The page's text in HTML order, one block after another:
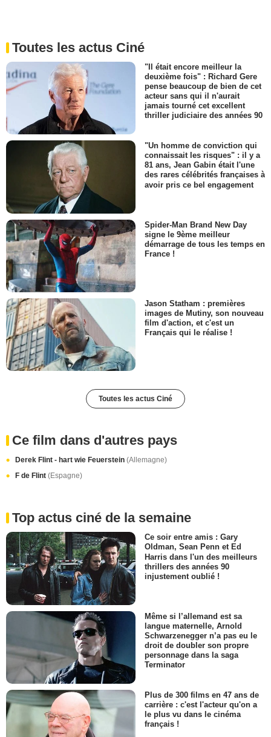
Toutes les actus Ciné
"Il était encore meilleur la
deuxième fois" : Richard Gere
pense beaucoup de bien de cet
acteur sans qui il n'aurait
jamais tourné cet excellent
thriller judiciaire des années 90
"Un homme de conviction qui
connaissait les risques" : il y a
81 ans, Jean Gabin était l'une
des rares célébrités françaises à
avoir pris ce bel engagement
Spider-Man Brand New Day
signe le 9ème meilleur
démarrage de tous les temps en
France !
Jason Statham : premières
images de Mutiny, son nouveau
film d'action, et c'est un
Français qui le réalise !
Toutes les actus Ciné
Ce film dans d'autres pays
Derek Flint - hart wie Feuerstein (Allemagne)
F de Flint (Espagne)
Top actus ciné de la semaine
Ce soir entre amis : Gary
Oldman, Sean Penn et Ed
Harris dans l'un des meilleurs
thrillers des années 90
injustement oublié !
Même si l’allemand est sa
langue maternelle, Arnold
Schwarzenegger n’a pas eu le
droit de doubler son propre
personnage dans la saga
Terminator
Plus de 300 films en 47 ans de
carrière : c'est l'acteur qu'on a
le plus vu dans le cinéma
français !